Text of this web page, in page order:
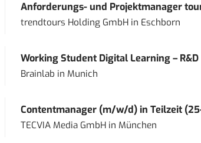
Anforderungs- und Projektmanager
trendtours Holding GmbHin Eschborn
Working Student Digital Learning – R&D
Brainlab in Munich
Contentmanager (m/w/d) in Teilzeit
TECVIA Media GmbHin München